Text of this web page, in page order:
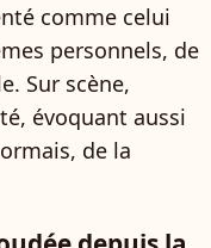
comme celui
personnels, de
Sur scène,
évoquant aussi
de la